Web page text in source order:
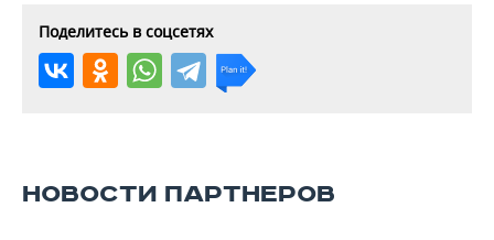
Поделитесь в соцсетях
НОВОСТИ ПАРТНЕРОВ